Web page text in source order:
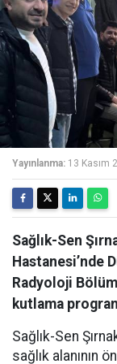
Yayınlanma: 13 Kasım
Sağlık-Sen
Hastanesi’nde
Radyoloji
kutlama
Sağlık-Sen
sağlık alanının